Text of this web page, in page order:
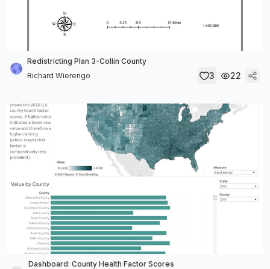
Redistricting Plan 3-Collin County
Richard Wierengo
3 22
Dashboard: County Health Factor Scores